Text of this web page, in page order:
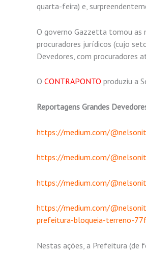
quarta-feira) e,
O governo Gazzetta tomou as
procuradores jurídicos (cujo
Devedores, com procuradores
O CONTRAPONTO produziu a
Reportagens Grandes
https://medium.com/
https://medium.com/
https://medium.com/
https://medium.com/
prefeitura-bloqueia-terreno-
Nestas ações, a Prefeitura (de